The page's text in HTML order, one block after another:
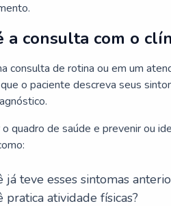
a consulta com o
consulta de rotina ou em um
o paciente descreva seus
quadro de saúde e prevenir ou
já teve esses sintomas
pratica atividade físicas?